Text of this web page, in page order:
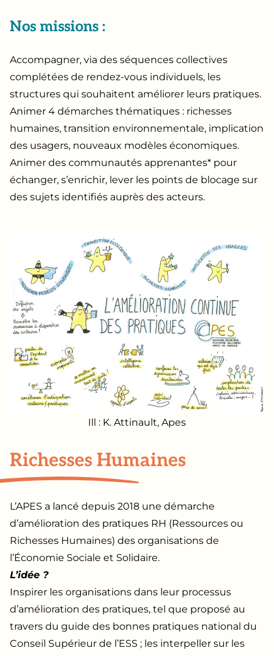
Nos missions :
Accompagner, via des séquences collectives
complétées de rendez-vous individuels, les
structures qui souhaitent améliorer leurs pratiques.
Animer 4 démarches thématiques : richesses
humaines, transition environnementale, implication
des usagers, nouveaux modèles économiques.
Animer des communautés apprenantes* pour
échanger, s’enrichir, lever les points de blocage sur
des sujets identifiés auprès des acteurs.
Ill : K. Attinault, Apes
Richesses Humaines
L’APES a lancé depuis 2018 une démarche
d’amélioration des pratiques RH (Ressources ou
Richesses Humaines) des organisations de
l’Économie Sociale et Solidaire.
L’idée ?
Inspirer les organisations dans leur processus
d’amélioration des pratiques, tel que proposé au
travers du guide des bonnes pratiques national du
Conseil Supérieur de l’ESS ; les interpeller sur les